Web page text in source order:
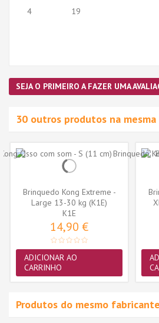
4
19
SEJA O PRIMEIRO A FAZER UMA
30 outros produtos na
Brinquedo Kong Extreme -
Large 13-30 kg (K1E)
K1E
14,90 €
ADICIONAR AO
CARRINHO
Produtos do mesmo fabricante